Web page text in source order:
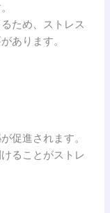
ため、ストレス
あります。
促進されます。
ることがストレ